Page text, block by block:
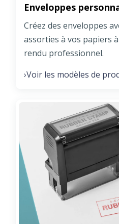
Enveloppes
Créez des enveloppes
assorties à vos papiers
rendu professionnel.
›Voir les modèles de